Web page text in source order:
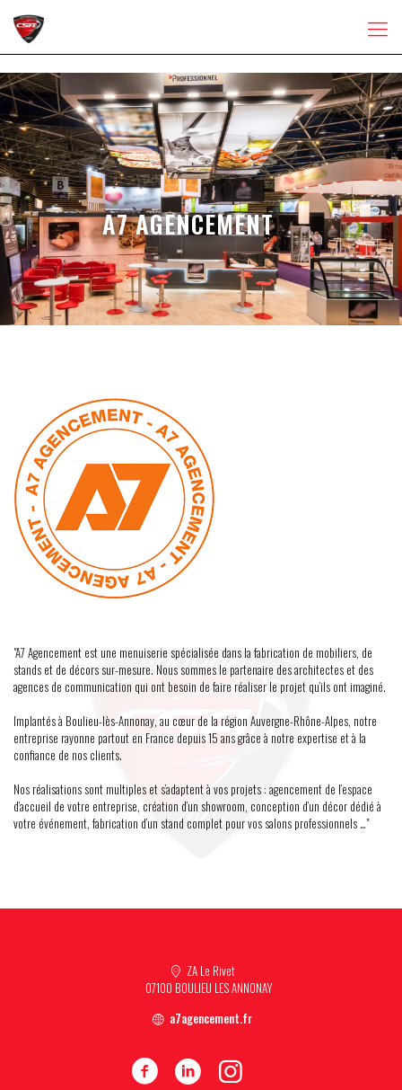
A7 AGENCEMENT
"A7 Agencement est une menuiserie spécialisée dans la fabrication de mobiliers, de
stands et de décors sur-mesure. Nous sommes le partenaire des architectes et des
agences de communication qui ont besoin de faire réaliser le projet qu’ils ont imaginé.
Implantés à Boulieu-lès-Annonay, au cœur de la région Auvergne-Rhône-Alpes, notre
entreprise rayonne partout en France depuis 15 ans grâce à notre expertise et à la
confiance de nos clients.
Nos réalisations sont multiples et s’adaptent à vos projets : agencement de l’espace
d’accueil de votre entreprise, création d’un showroom, conception d’un décor dédié à
votre événement, fabrication d’un stand complet pour vos salons professionnels …"
ZA Le Rivet
07100 BOULIEU LES ANNONAY
a7agencement.fr